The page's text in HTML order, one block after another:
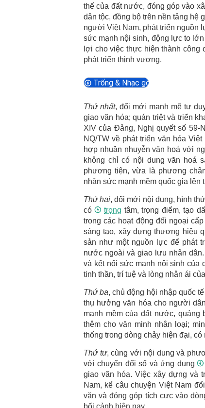
thế của đất nước, đóng góp vào
dân tộc, đồng bộ trên nền tảng hệ
người Việt Nam, phát triển nguồn
sức mạnh nội sinh, động lực to
lợi cho việc thực hiện thành
phát triển thịnh vượng.
Trống & Nhạc gõ
Thứ nhất, đổi mới mạnh mẽ tư
giao văn hóa; quán triệt và triển
XIV của Đảng, Nghị quyết số 59-
NQ/TW về phát triển văn hóa
hợp nhuần nhuyễn văn hoá với
không chỉ có nội dung văn hoá
phương tiện, vừa là phương
nhân sức mạnh mềm quốc gia lên
Thứ hai, đổi mới nội dung, hình
có
trọng tâm, trọng điểm, tạo
trong các hoạt động đối ngoại
sáng tạo, xây dựng thương hiệu
sản như một nguồn lực để phát
nước ngoài và giao lưu nhân
và kết nối sức mạnh nội sinh của
tinh thần, trí tuệ và lòng nhân ái
Thứ ba, chủ động hội nhập quốc
thụ hưởng văn hóa cho người
mạnh mềm của đất nước, quảng
thêm cho văn minh nhân loại;
thống trong dòng chảy hiện đại,
Thứ tư, cùng với nội dung và
với chuyển đổi số và ứng dụng
giao văn hóa. Việc xây dựng và
Nam, kể câu chuyện Việt Nam
văn và đóng góp tích cực vào
bối cảnh hiện nay.